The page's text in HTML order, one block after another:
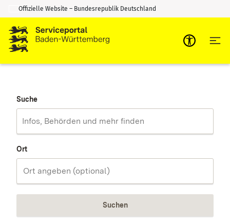
Zum Inhalt springen
Zur Suche springen
Offizielle Website – Bundesrepublik Deutschland
Suche
Ort
Suchen